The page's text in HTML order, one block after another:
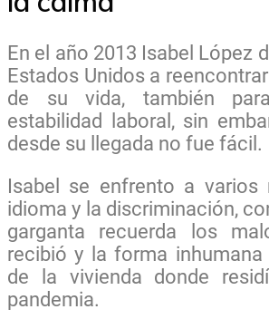
En el año 2013 Isabel López
Estados Unidos a
de su vida, también
estabilidad laboral, sin
desde su llegada no fue fácil.
Isabel se enfrento a varios
idioma y la discriminación,
garganta recuerda los
recibió y la forma
de la vivienda donde
pandemia.